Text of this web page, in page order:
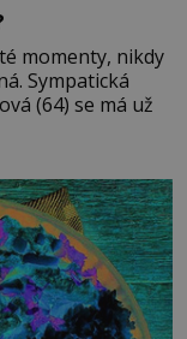
momenty, nikdy
(64) se má už